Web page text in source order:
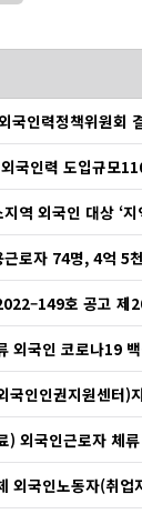
국인력정책위원회
국인력 도입규모
역 외국인 대상 ‘
근로자 74명, 4억 5
호 공고 제
외국인 코로나19
국인인권지원센터)
) 외국인근로자 체
외국인노동자(취업